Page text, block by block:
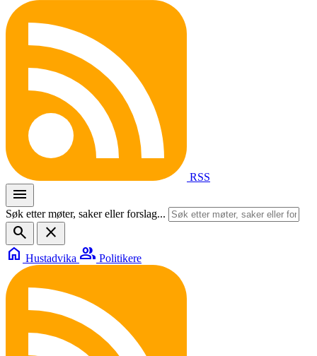
RSS
menu
Søk etter møter, saker eller forslag...
search
close
home Hustadvika group Politikere